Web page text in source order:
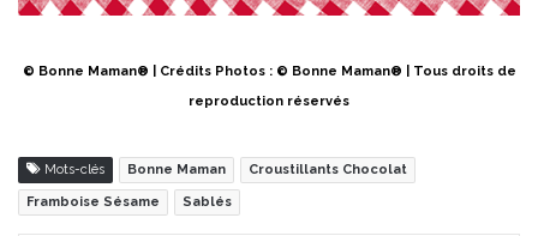
© Bonne Maman® | Crédits Photos : © Bonne Maman® | Tous droits de
reproduction réservés
Mots-clés Bonne Maman Croustillants Chocolat
Framboise Sésame Sablés